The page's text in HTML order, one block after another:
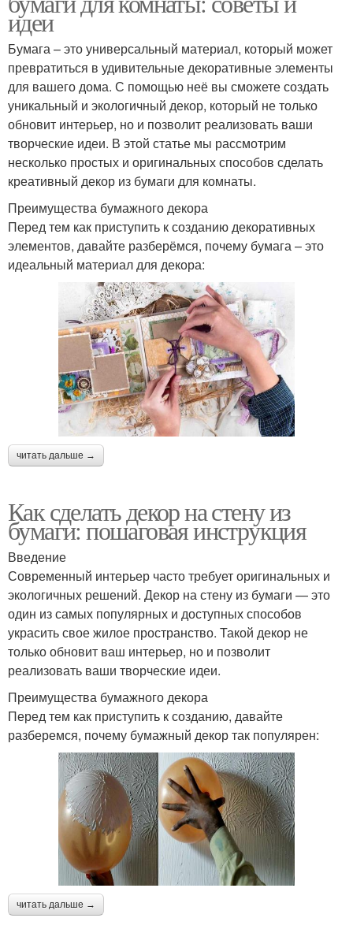
идеи
Бумага – это универсальный материал, который может
превратиться в удивительные декоративные элементы
для вашего дома. С помощью неё вы сможете создать
уникальный и экологичный декор, который не только
обновит интерьер, но и позволит реализовать ваши
творческие идеи. В этой статье мы рассмотрим
несколько простых и оригинальных способов сделать
креативный декор из бумаги для комнаты.
Преимущества бумажного декора
Перед тем как приступить к созданию декоративных
элементов, давайте разберёмся, почему бумага – это
идеальный материал для декора:
читать дальше →
Как сделать декор на стену из
бумаги: пошаговая инструкция
Введение
Современный интерьер часто требует оригинальных и
экологичных решений. Декор на стену из бумаги — это
один из самых популярных и доступных способов
украсить свое жилое пространство. Такой декор не
только обновит ваш интерьер, но и позволит
реализовать ваши творческие идеи.
Преимущества бумажного декора
Перед тем как приступить к созданию, давайте
разберемся, почему бумажный декор так популярен:
читать дальше →